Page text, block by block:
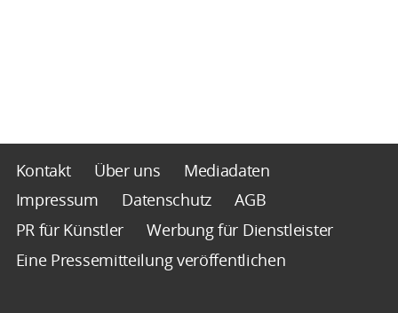
Kontakt Über uns
Mediadaten
Impressum
Datenschutz
AGB
PR für Künstler
Werbung für Dienstleister
Eine Pressemitteilung veröffentlichen